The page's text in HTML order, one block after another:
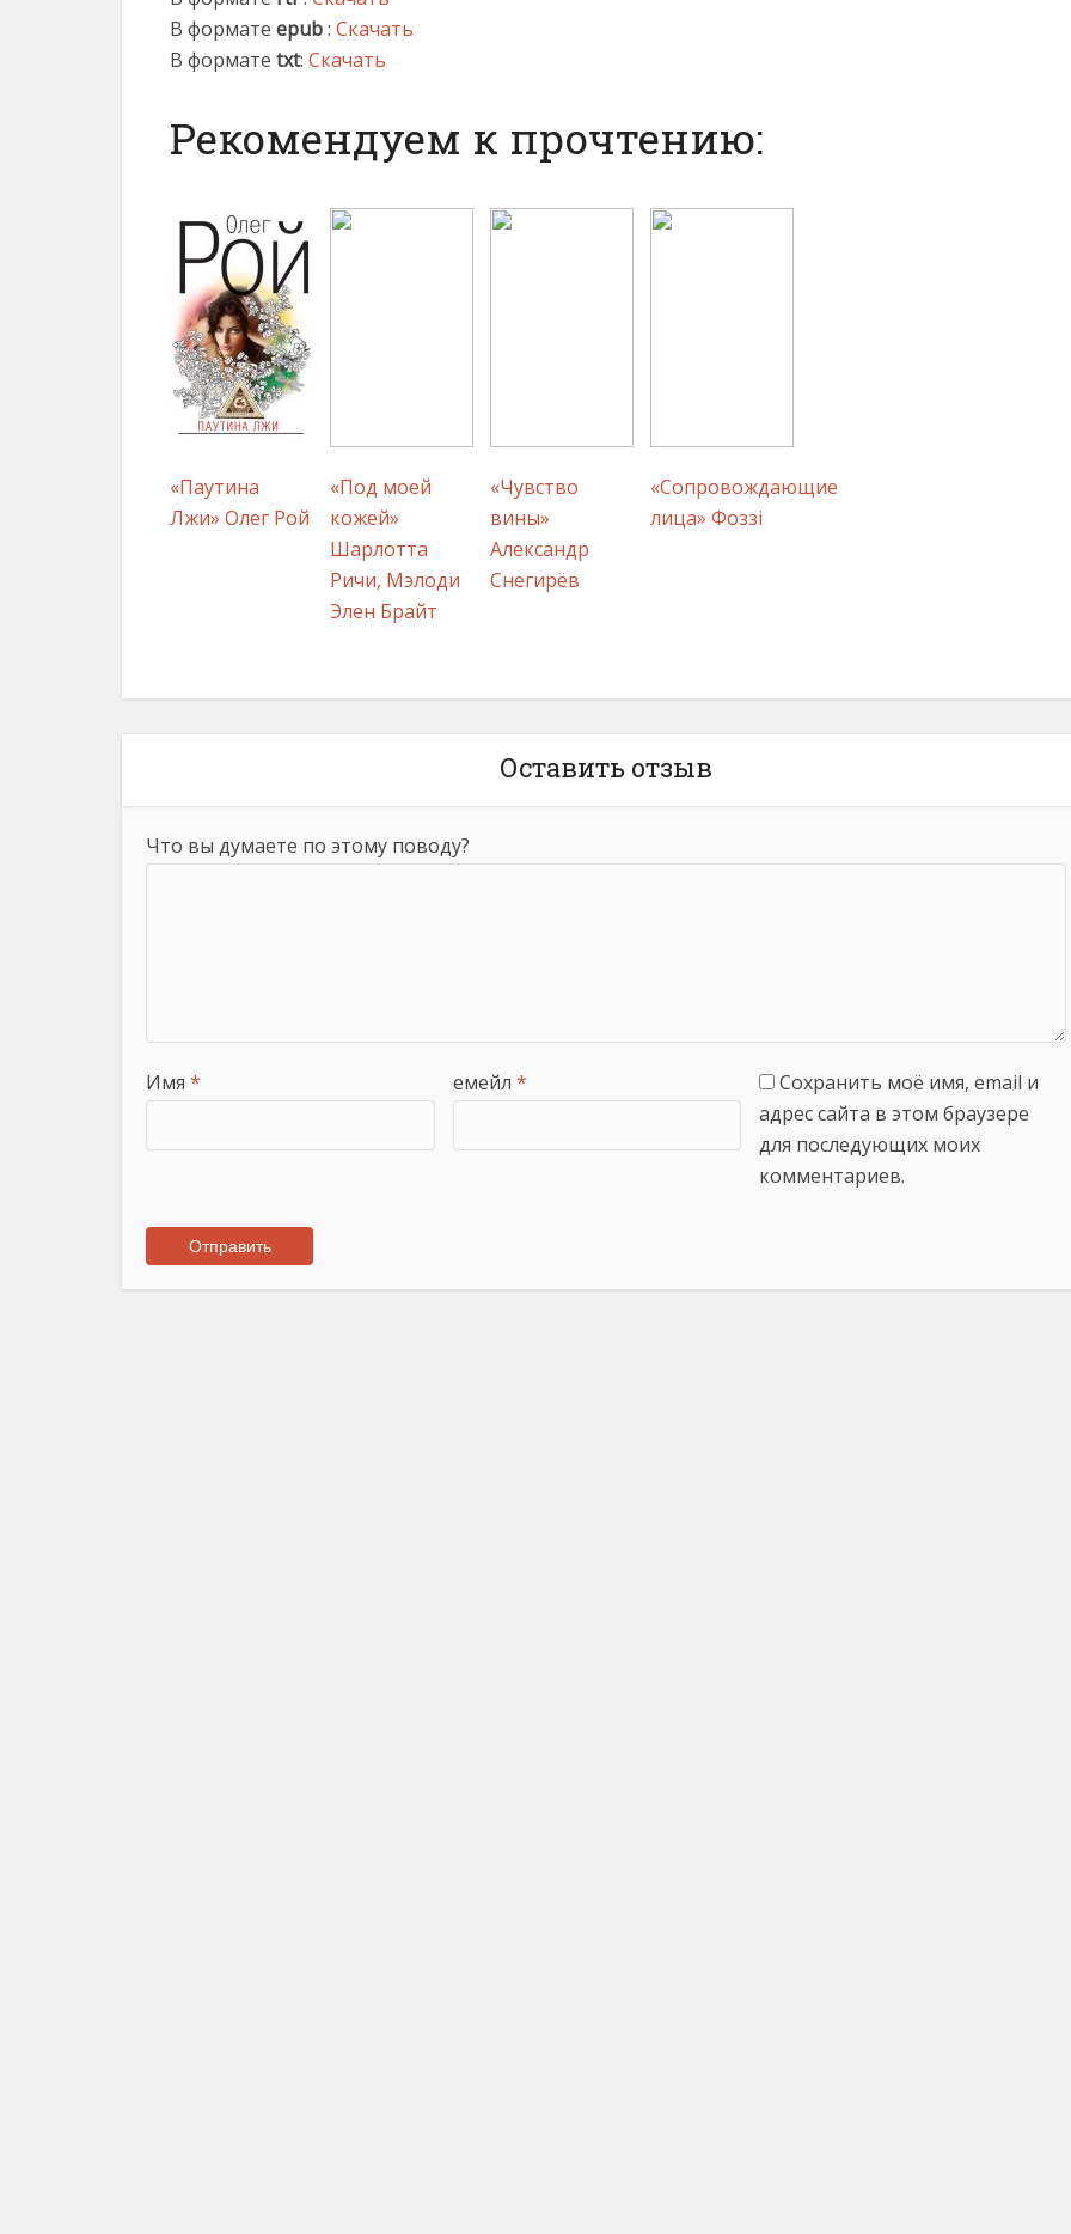
В формате epub: Скачать
В формате txt: Скачать
Рекомендуем к прочтению:
«Паутина
Лжи» Олег Рой
«Под моей
кожей»
Шарлотта
Ричи, Мэлоди
Элен Брайт
«Чувство
вины»
Александр
Снегирёв
«Сопровождающие
лица» Фоззі
Оставить отзыв
Что вы думаете по этому поводу?
Имя * емейл *
Сохранить моё имя, email и
адрес сайта в этом браузере
для последующих моих
комментариев.